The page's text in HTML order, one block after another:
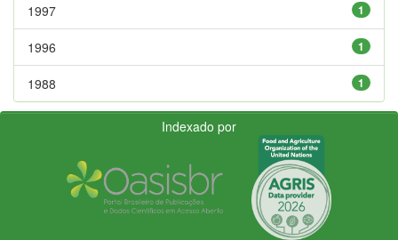
1
1997
1
1996
1
1988
Indexado por